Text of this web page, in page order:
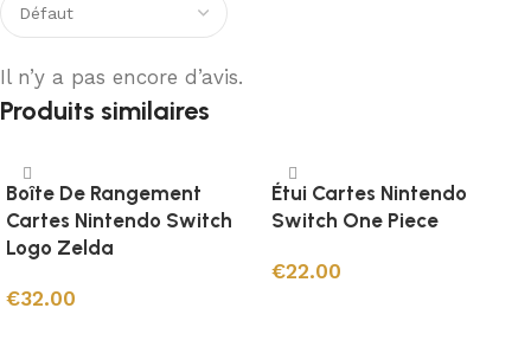
Il n’y a pas encore d’avis.
Produits similaires
Boîte De Rangement
Cartes Nintendo Switch
Logo Zelda
€32.00
Étui Cartes Nintendo
Switch One Piece
€22.00